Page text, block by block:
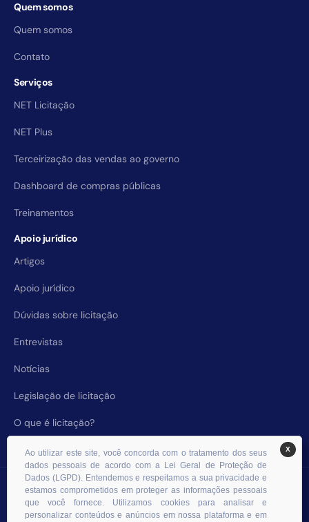
Quem somos
Quem somos
Contato
Serviços
NET Licitação
NET Plus
Terceirização das vendas ao governo
Dashboard de compras públicas
Treinamentos
Apoio jurídico
Artigos
Apoio jurídico
Dúvidas sobre licitação
Entrevistas
Notícias
Legislação de licitação
O que é licitação?
© 2026 RHS Licitações. Todos os direitos reservados.
X
Ao utilizar este site, você concorda com o tratamento dos seus
dados pessoais de acordo com a Lei Geral de Proteção de
Dados (LGPD). Entendemos e respeitamos a sua privacidade e
estamos comprometidos em proteger as informações pessoais
que você fornece. Utilizamos cookies para analisar e
personalizar conteúdos e anúncios em nossa plataforma e em